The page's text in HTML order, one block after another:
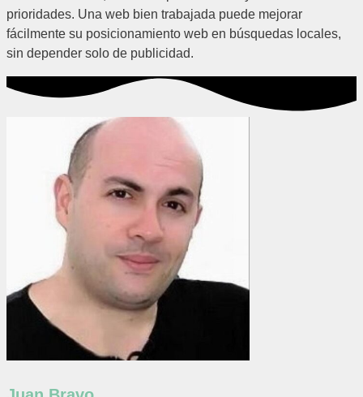
prioridades. Una web bien trabajada puede mejorar
fácilmente su posicionamiento web en búsquedas locales,
sin depender solo de publicidad.